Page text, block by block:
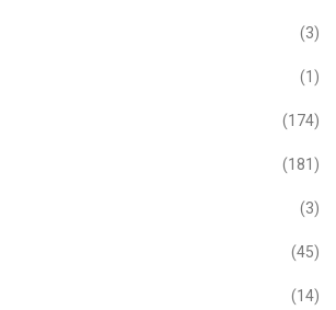
(3)
(1)
(174)
(181)
(3)
(45)
(14)